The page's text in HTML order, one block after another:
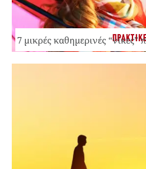
7 μικρές καθημερινές